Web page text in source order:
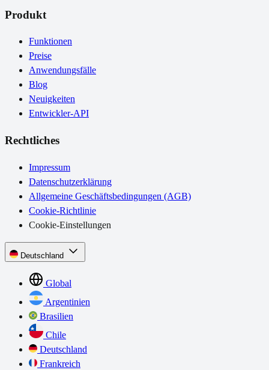
Produkt
Funktionen
Preise
Anwendungsfälle
Blog
Neuigkeiten
Entwickler-API
Rechtliches
Impressum
Datenschutzerklärung
Allgemeine Geschäftsbedingungen (AGB)
Cookie-Richtlinie
Cookie-Einstellungen
Deutschland
Global
Argentinien
Brasilien
Chile
Deutschland
Frankreich